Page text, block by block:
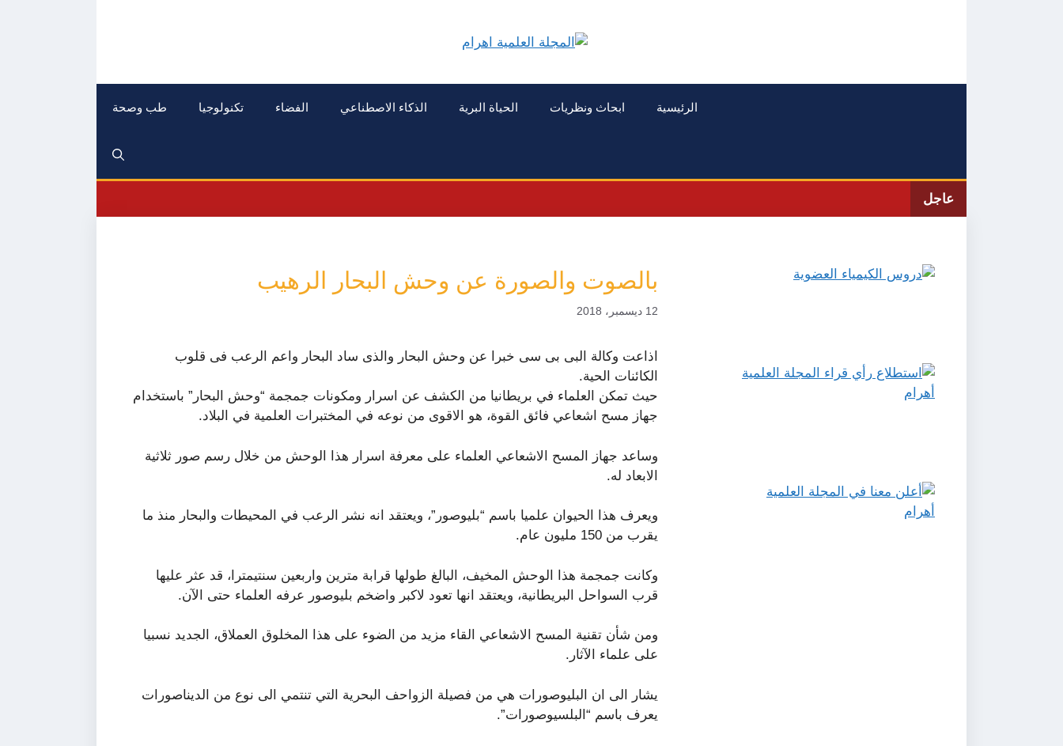
الرئيسية ابحاث ونظريات الحياة البرية الذكاء الاصطناعي الفضاء تكنولوجيا طب وصحة
عاجل
بالصوت والصورة عن وحش البحار الرهيب
12 ديسمبر، 2018
اذاعت وكالة البى بى سى خبرا عن وحش البحار والذى ساد البحار واعم الرعب فى قلوب
الكائنات الحية.
حيث تمكن العلماء في بريطانيا من الكشف عن اسرار ومكونات جمجمة “وحش البحار” باستخدام
جهاز مسح اشعاعي فائق القوة، هو الاقوى من نوعه في المختبرات العلمية في البلاد.
وساعد جهاز المسح الاشعاعي العلماء على معرفة اسرار هذا الوحش من خلال رسم صور ثلاثية
الابعاد له.
ويعرف هذا الحيوان علميا باسم “بليوصور”، ويعتقد انه نشر الرعب في المحيطات والبحار منذ ما
يقرب من 150 مليون عام.
وكانت جمجمة هذا الوحش المخيف، البالغ طولها قرابة مترين واربعين سنتيمترا، قد عثر عليها
قرب السواحل البريطانية، ويعتقد انها تعود لاكبر واضخم بليوصور عرفه العلماء حتى الآن.
ومن شأن تقنية المسح الاشعاعي القاء مزيد من الضوء على هذا المخلوق العملاق، الجديد نسبيا
على علماء الآثار.
يشار الى ان البليوصورات هي من فصيلة الزواحف البحرية التي تنتمي الى نوع من الديناصورات
يعرف باسم “البلسيوصورات”.